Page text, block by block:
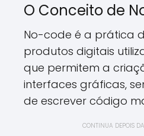
O Conceito de
No-code é a prática
produtos digitais
que permitem a
interfaces gráficas,
de escrever código
CONTINUA DEPOIS